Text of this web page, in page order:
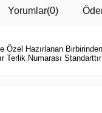
Yorumlar(0)
Hazırlanan
Numarası